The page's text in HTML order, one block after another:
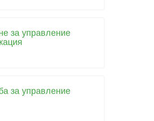
за управление
за управление